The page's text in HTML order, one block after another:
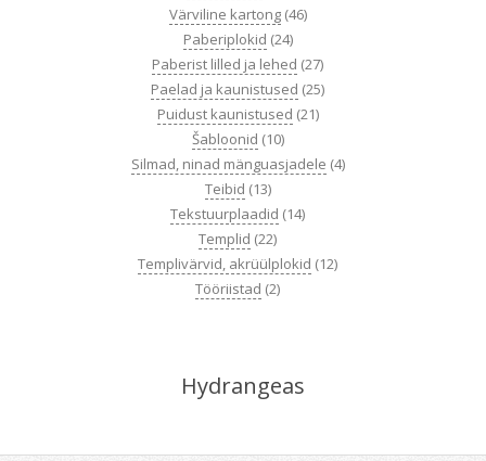
Värviline kartong (46)
Paberiplokid (24)
Paberist lilled ja lehed (27)
Paelad ja kaunistused (25)
Puidust kaunistused (21)
Šabloonid (10)
Silmad, ninad mänguasjadele (4)
Teibid (13)
Tekstuurplaadid (14)
Templid (22)
Templivärvid, akrüülplokid (12)
Tööriistad (2)
Hydrangeas